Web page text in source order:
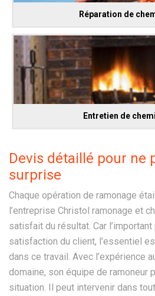
Réparation de
Entretien de
Devis détaillé pour ne
surprise
Chaque opération de ramonage
l’entreprise Christol ramonage et
satisfait du résultat. Car
satisfaction du client, l’essentiel
dans ce travail. Avec l’expérience
domaine, son équipe de ramoneur
situation. Il peut intervenir dans